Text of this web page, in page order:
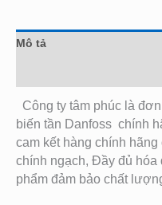
Mô tả
Công ty tâm phúc là
biến tần Danfoss chính
cam kết hàng chính
chính ngạch, Đầy đủ
phẩm đảm bảo chất